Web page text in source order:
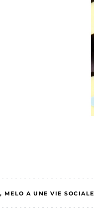
MELO A UNE VIE SOCIALE